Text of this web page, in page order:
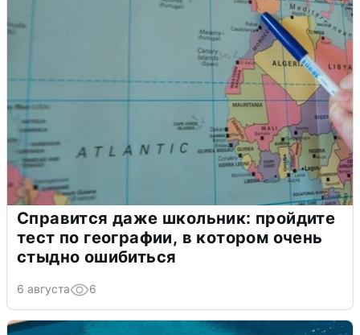
Справится даже школьник: пройдите
тест по географии, в котором очень
стыдно ошибиться
6 августа 6